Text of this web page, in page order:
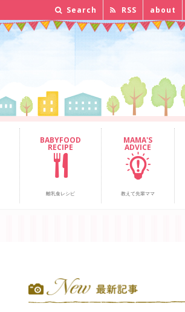
Search RSS about
BABYFOOD
RECIPE
離乳食レシピ
MAMA'S
ADVICE
教えて先輩ママ